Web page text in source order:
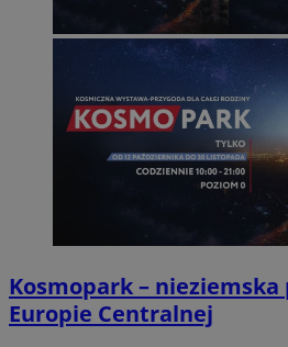
Kosmopark – nieziemska
Europie Centralnej